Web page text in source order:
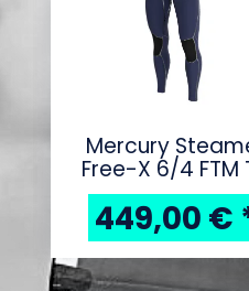
Mercury
Free-X 6/4 FTM
449,00 €